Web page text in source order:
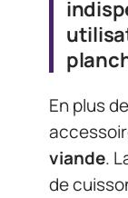
En plus
viande.
de